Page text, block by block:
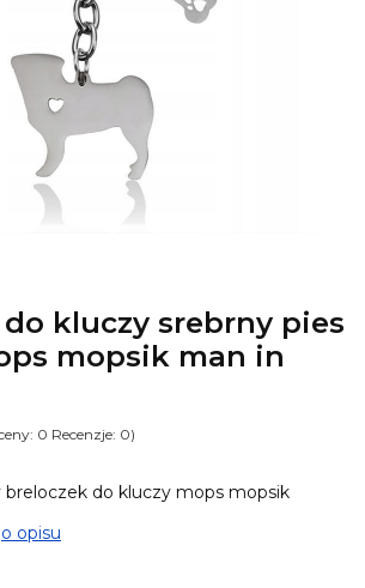
kluczy srebrny pies
mopsik man in
0 Recenzje: 0)
do kluczy mops mopsik
opisu